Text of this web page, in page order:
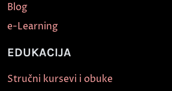
Blog
e-Learning
EDUKACIJA
Stručni kursevi i obuke